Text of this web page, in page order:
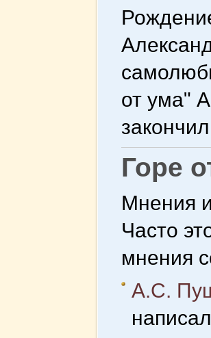
от ума"
Горе
Мнения
Часто
мнения
А.С.